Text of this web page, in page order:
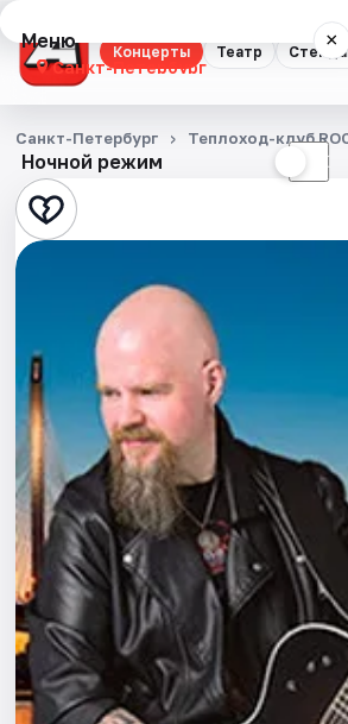
Концерты Театр
Меню ×
Санкт-Петербург
Концерты
Театр
Стендап
Квесты
Экскурсии
Спорт
События
Города
Площадки
Артисты
Ночной режим ☾
Санкт-Петербург Теплоход-клуб